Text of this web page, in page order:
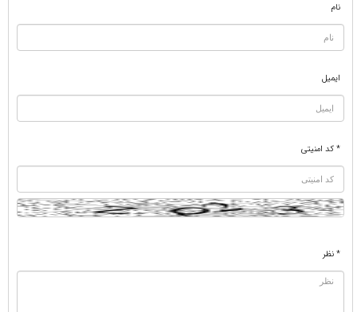
نام
ایمیل
* کد امنیتی
* نظر